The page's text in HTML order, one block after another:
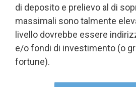
di deposito e prelievo al di
massimali sono talmente
livello dovrebbe essere
e/o fondi di investimento (o
fortune).